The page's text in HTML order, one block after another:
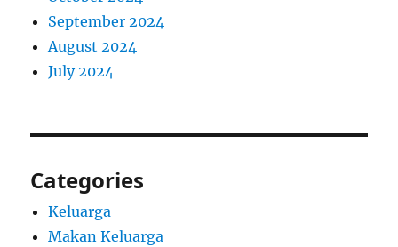
September 2024
August 2024
July 2024
Categories
Keluarga
Makan Keluarga